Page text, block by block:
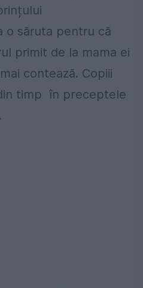
o săruta pentru că
primit de la mama ei
contează. Copiii
timp în preceptele